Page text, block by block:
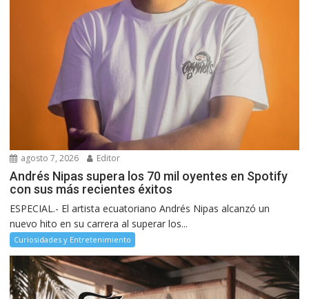
agosto 7, 2026 Editor
Andrés Nipas supera los 70 mil oyentes en Spotify
con sus más recientes éxitos
ESPECIAL.- El artista ecuatoriano Andrés Nipas alcanzó un
nuevo hito en su carrera al superar los...
Curiosidades y Entretenimiento